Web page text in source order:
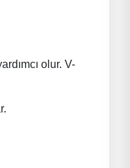
olur. V-